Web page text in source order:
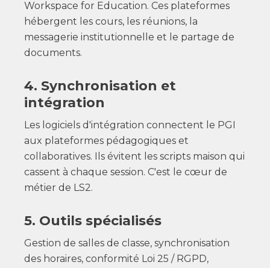
Workspace for Education. Ces plateformes
hébergent les cours, les réunions, la
messagerie institutionnelle et le partage de
documents.
4. Synchronisation et
intégration
Les logiciels d'intégration connectent le PGI
aux plateformes pédagogiques et
collaboratives. Ils évitent les scripts maison qui
cassent à chaque session. C'est le cœur de
métier de LS2.
5. Outils spécialisés
Gestion de salles de classe, synchronisation
des horaires, conformité Loi 25 / RGPD,